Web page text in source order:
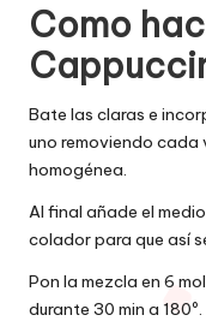
Como
Bate las claras e
uno removiendo cada
homogénea.
Al final añade el
colador para que así
Pon la mezcla en 6
durante 30 min a 180º.